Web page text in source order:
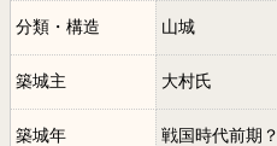
分類・構造 山城
築城主 大村氏
築城年 戦国時代前期？